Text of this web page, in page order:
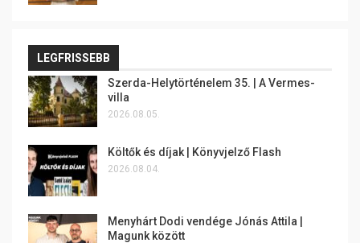
LEGFRISSEBB
Szerda-Helytörténelem 35. | A Vermes-
villa
2026.08.05.
Költők és díjak | Könyvjelző Flash
2026.08.04.
Menyhárt Dodi vendége Jónás Attila |
Magunk között